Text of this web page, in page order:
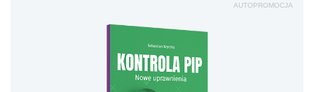
AUTOPROMOCJA